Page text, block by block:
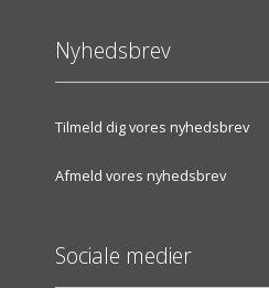
Nyhedsbrev
Tilmeld dig vores nyhedsbrev
Afmeld vores nyhedsbrev
Sociale medier